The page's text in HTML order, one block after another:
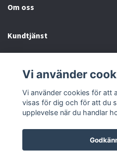
Om oss
Kundtjänst
Sociala medier
Vi använder
Vi använder cookies för att
visas för dig och för att du
upplevelse när du handlar